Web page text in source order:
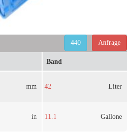
Anfrage
440
mm
in
Band
42 Liter
11.1 Gallone